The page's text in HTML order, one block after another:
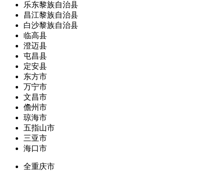
乐东黎族自治县
昌江黎族自治县
白沙黎族自治县
临高县
澄迈县
屯昌县
定安县
东方市
万宁市
文昌市
儋州市
琼海市
五指山市
三亚市
海口市
全重庆市